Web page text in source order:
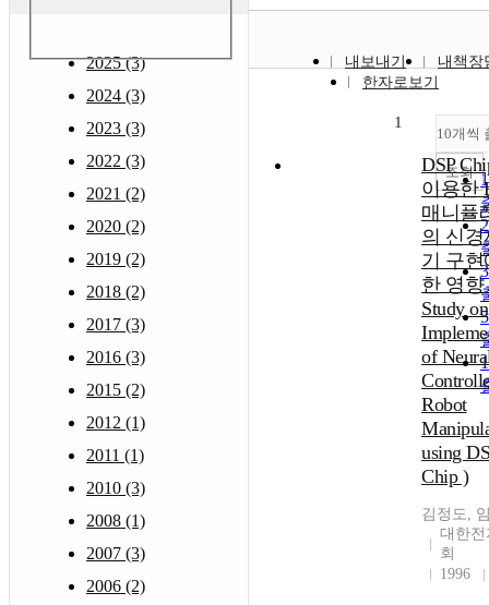
2025 (3)
2024 (3)
2023 (3)
2022 (3)
2021 (2)
2020 (2)
2019 (2)
2018 (2)
2017 (3)
2016 (3)
2015 (2)
2012 (1)
2011 (1)
2010 (3)
2008 (1)
2007 (3)
2006 (2)
내보내기
내책장
한자로보기
10개씩
조회
1
DSP
이용한
매니퓰
의 신경
기 구현
한 영향
Study on
of
Robot
using
Chip )
김정도,
대한
회
1996